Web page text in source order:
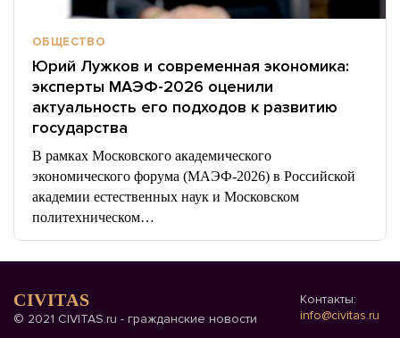
ОБЩЕСТВО
Юрий Лужков и современная экономика:
эксперты МАЭФ-2026 оценили
актуальность его подходов к развитию
государства
В рамках Московского академического
экономического форума (МАЭФ-2026) в Российской
академии естественных наук и Московском
политехническом…
CIVITAS
© 2021 CIVITAS.ru - гражданские новости
Контакты:
info@civitas.ru